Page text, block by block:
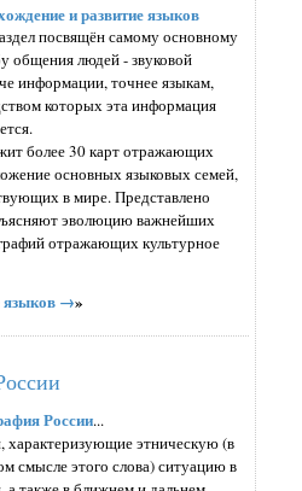
и развитие языков
посвящён самому основному
общения людей - звуковой
информации, точнее языкам,
которых эта информация
более 30 карт отражающих
основных языковых семей,
в мире. Представлено
эволюцию важнейших
отражающих культурное
языков →»
России...
характеризующие этническую (в
смысле этого слова) ситуацию в